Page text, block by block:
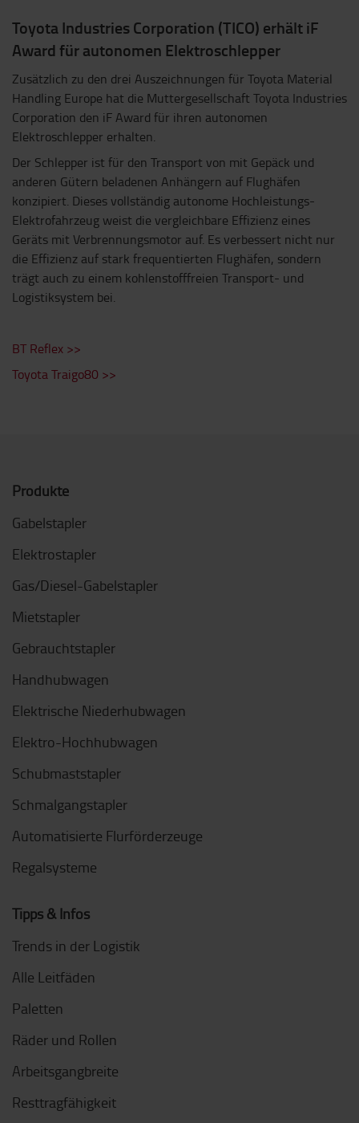
Toyota Industries Corporation (TICO) erhält iF
Award für autonomen Elektroschlepper
Zusätzlich zu den drei Auszeichnungen für Toyota Material
Handling Europe hat die Muttergesellschaft Toyota Industries
Corporation den iF Award für ihren autonomen
Elektroschlepper erhalten.
Der Schlepper ist für den Transport von mit Gepäck und
anderen Gütern beladenen Anhängern auf Flughäfen
konzipiert. Dieses vollständig autonome Hochleistungs-
Elektrofahrzeug weist die vergleichbare Effizienz eines
Geräts mit Verbrennungsmotor auf. Es verbessert nicht nur
die Effizienz auf stark frequentierten Flughäfen, sondern
trägt auch zu einem kohlenstofffreien Transport- und
Logistiksystem bei.
BT Reflex >>
Toyota Traigo80 >>
Produkte
Gabelstapler
Elektrostapler
Gas/Diesel-Gabelstapler
Mietstapler
Gebrauchtstapler
Handhubwagen
Elektrische Niederhubwagen
Elektro-Hochhubwagen
Schubmaststapler
Schmalgangstapler
Automatisierte Flurförderzeuge
Regalsysteme
Tipps & Infos
Trends in der Logistik
Alle Leitfäden
Paletten
Räder und Rollen
Arbeitsgangbreite
Resttragfähigkeit